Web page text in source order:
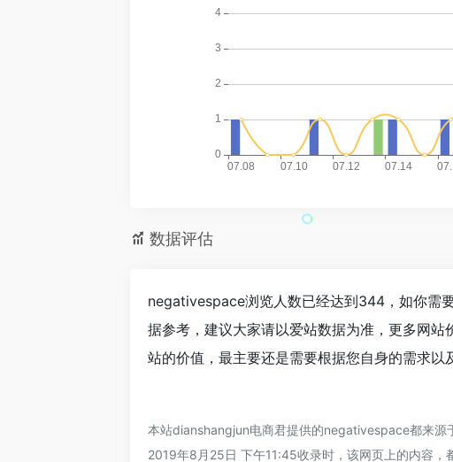
数据评估
negativespace浏览人数已经达到344，如你需
据参考，建议大家请以爱站数据为准，更多网
站的价值，最主要还是需要根据您自身的需求
本站dianshangjun电商君提供的negativespace都来源
2019年8月25日 下午11:45收录时，该网页上的内容